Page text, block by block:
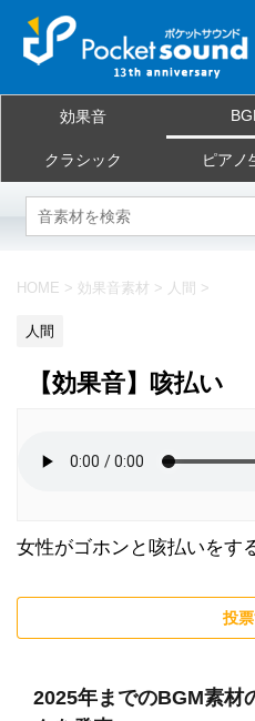
当サイト
ご利
お問
効果音
クラシック ピアノ
HOME > 効果音素材 > 人間 >
人間
【効果音】咳払い
女性がゴホンと咳払いをす
投
2025年までのBGM素材